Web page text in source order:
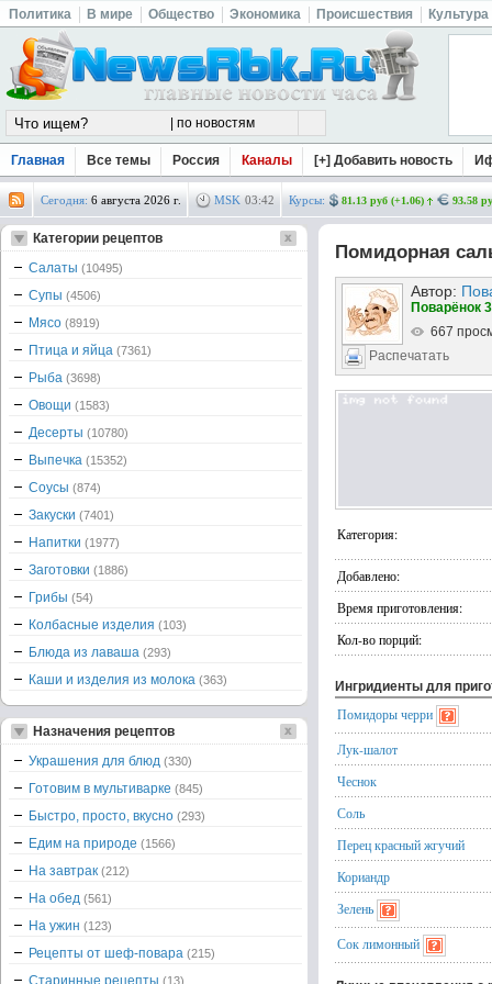
Политика В мире Общество Экономика Происшествия Культура
Главная Все темы Россия Каналы [+] Добавить новость
Сегодня: 6 августа 2026 г. MSK 03:42 Курсы: 81.13 руб (+1.06) 93.58
Помидорная
Автор:
Поварёнок
667
Распечатать
Категория:
Добавлено:
Время приготовления:
Кол-во порций:
Ингридиенты для
Помидоры черри
Лук-шалот
Чеснок
Соль
Перец красный жгучий
Кориандр
Зелень
Сок лимонный
Категории рецептов
Салаты (10495)
Супы (4506)
Мясо (8919)
Птица и яйца (7361)
Рыба (3698)
Овощи (1583)
Десерты (10780)
Выпечка (15352)
Соусы (874)
Закуски (7401)
Напитки (1977)
Заготовки (1886)
Грибы (54)
Колбасные изделия (103)
Блюда из лаваша (293)
Каши и изделия из молока (363)
Назначения рецептов
Украшения для блюд (330)
Готовим в мультиварке (845)
Быстро, просто, вкусно (293)
Едим на природе (1566)
На завтрак (212)
На обед (561)
На ужин (123)
Рецепты от шеф-повара (215)
Старинные рецепты (13)